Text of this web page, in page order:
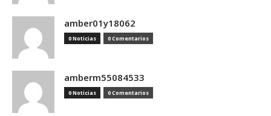
amber01y18062
0 Noticias 0 Comentarios
amberm55084533
0 Noticias 0 Comentarios